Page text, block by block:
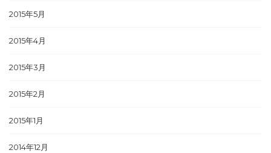
2015年5月
2015年4月
2015年3月
2015年2月
2015年1月
2014年12月